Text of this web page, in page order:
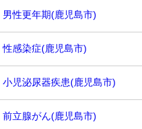
男性更年期(鹿児島市)
性感染症(鹿児島市)
小児泌尿器疾患(鹿児島市)
前立腺がん(鹿児島市)